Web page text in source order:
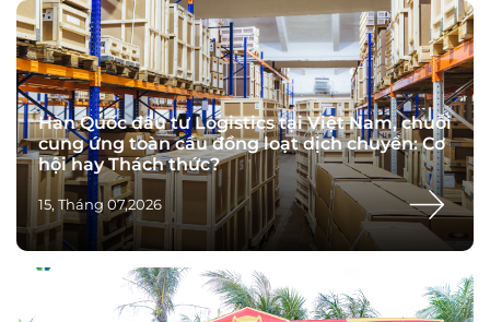
Hàn Quốc đầu tư Logistics tại Việt Nam, chuỗi
cung ứng toàn cầu đồng loạt dịch chuyển: Cơ
hội hay Thách thức?
15, Tháng 07,2026